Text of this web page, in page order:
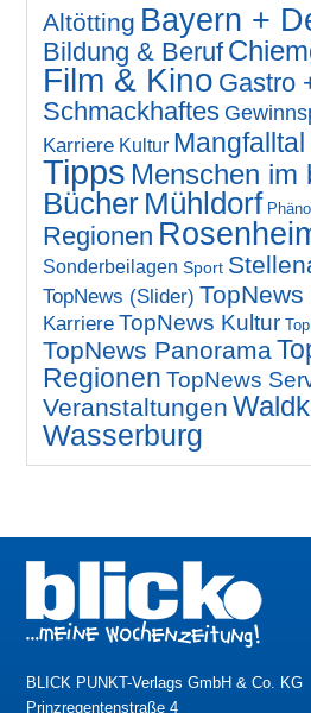
Altötting Bayern +
Bildung & Beruf
Film & Kino Gastro
Schmackhaftes
Karriere Kultur Mangfalltal
Tipps Menschen im
Bücher Mühldorf
Regionen
Sonderbeilagen Sport
TopNews (Slider) TopNews
Karriere TopNews Kultur
TopNews Panorama
Regionen TopNews
Veranstaltungen
Wasserburg
BLICK PUNKT-Verlags GmbH & Co. KG
Prinzregentenstraße 4